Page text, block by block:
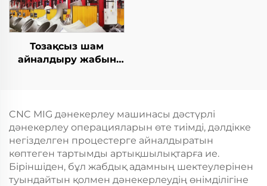
Тозақсыз шам
айналдыру жабын
CNC MIG дәнекерлеу машинасы дәстүрлі
дәнекерлеу операцияларын өте тиімді, дәлдікке
негізделген процестерге айналдыратын
көптеген тартымды артықшылықтарға ие.
Біріншіден, бұл жабдық адамның шектеулерінен
туындайтын қолмен дәнекерлеудің өнімділігіне